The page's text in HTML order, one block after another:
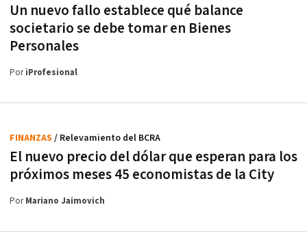
Un nuevo fallo establece qué balance
societario se debe tomar en Bienes
Personales
PoriProfesional
El nuevo precio del dólar que esperan para los
próximos meses 45 economistas de la City
FINANZAS / Relevamiento del BCRA
PorMariano Jaimovich